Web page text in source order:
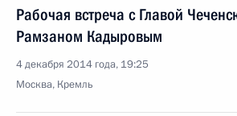
Рабочая встреча с Главой
Рамзаном Кадыровым
4 декабря 2014 года, 19:25
Москва, Кремль